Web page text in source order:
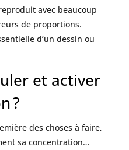
avec beaucoup
de proportions.
d’un dessin ou
et activer
?
des choses à faire,
sa concentration…